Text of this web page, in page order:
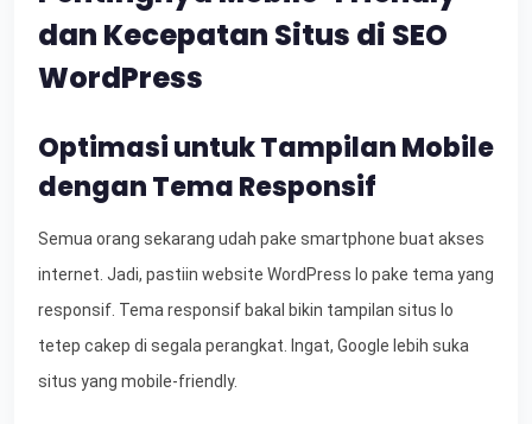
dan Kecepatan Situs di SEO
WordPress
Optimasi untuk Tampilan Mobile
dengan Tema Responsif
Semua orang sekarang udah pake smartphone buat akses
internet. Jadi, pastiin website WordPress lo pake tema yang
responsif. Tema responsif bakal bikin tampilan situs lo
tetep cakep di segala perangkat. Ingat, Google lebih suka
situs yang mobile-friendly.